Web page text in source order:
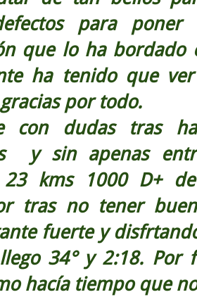
para
que lo ha bordado
ha tenido que ver
por todo.
con dudas tras
y sin apenas
23 kms 1000 D+
tras no tener
fuerte y
34° y 2:18.
hacía tiempo que